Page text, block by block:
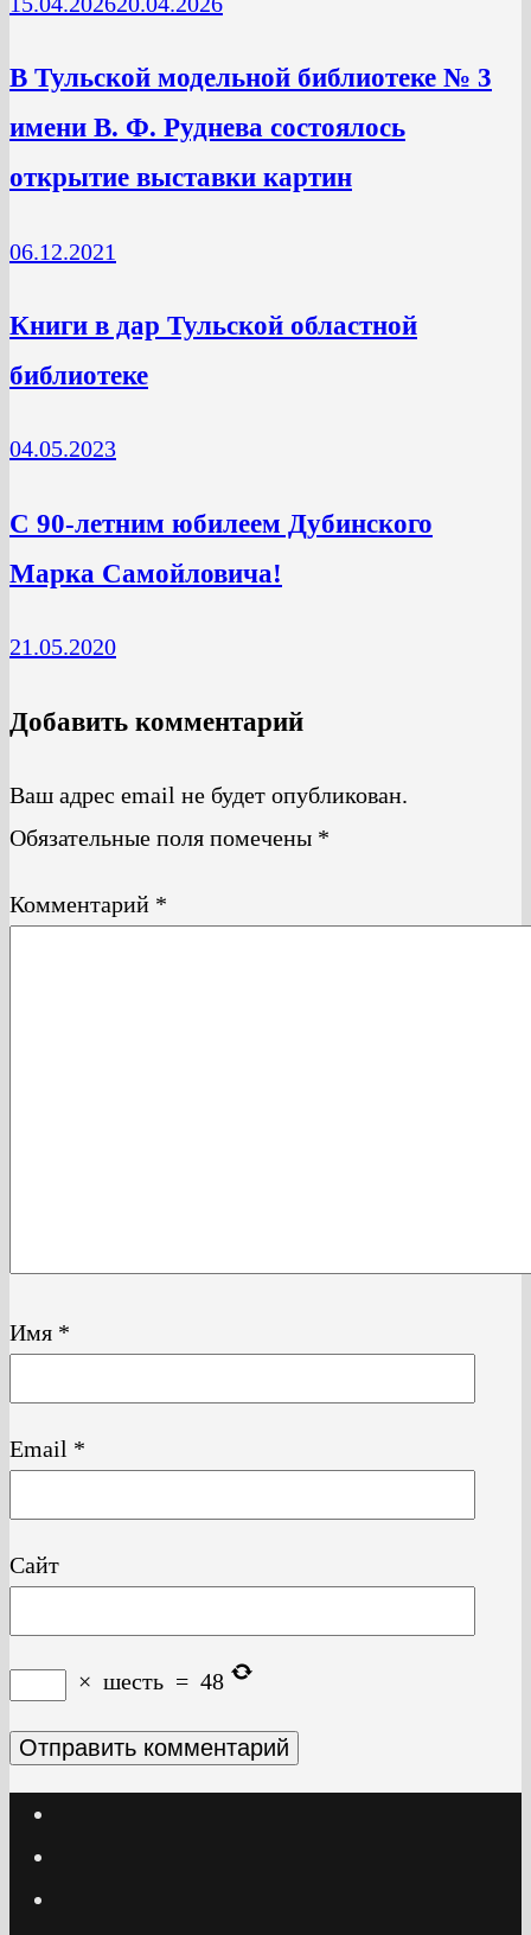
В Тульской модельной библиотеке № 3
имени В. Ф. Руднева состоялось
открытие выставки картин
06.12.2021
Книги в дар Тульской областной
библиотеке
04.05.2023
C 90-летним юбилеем Дубинского
Марка Самойловича!
21.05.2020
Добавить комментарий
Ваш адрес email не будет опубликован.
Обязательные поля помечены *
Комментарий *
Имя *
Email *
Сайт
× шесть = 48